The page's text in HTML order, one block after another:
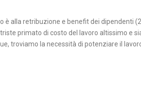
è alla retribuzione e benefit dei dipendenti
primato di costo del lavoro altissimo e
troviamo la necessità di potenziare il